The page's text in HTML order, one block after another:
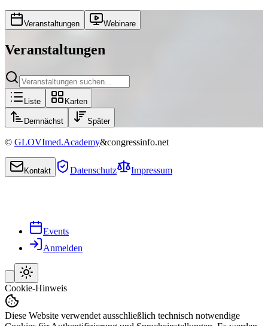
Veranstaltungen Webinare
Veranstaltungen
Liste Karten
Demnächst Später
© GLOVImed.Academy&congressinfo.net
Kontakt Datenschutz Impressum
Events
Anmelden
Cookie-Hinweis
Diese Website verwendet ausschließlich technisch notwendige